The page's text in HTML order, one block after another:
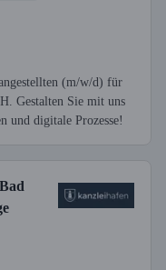
(m/w/d) für
Gestalten Sie mit uns
und digitale Prozesse!